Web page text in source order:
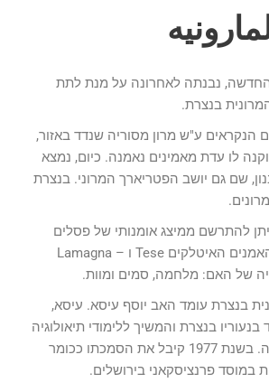
החדשה, נבנתה לאחרונה על מנת לתת
בנצרת.
הנקראים ע"ש מרון מסוריה שנדד באזור,
לו עדת מאמינים נאמנה. כיום, נמצא
שם גם יושב הפטריארך המרוני. בנצרת
להתרשם ממיצג אומנותי של פסלים
וציורים מעשה ידי האמנים האיטלקים Tese ו – Lamagna
של האם: מלחמה, סמים ומוות.
בנצרת עומד האב יוסף עיסא. עיסא,
בנצרת והמשיך ללימודי תיאולוגיה
ופילוסופיה באיטליה. בשנת 1977 קיבל את הסמכתו ככומר
במוסד פרנציסקאני בירושלים.